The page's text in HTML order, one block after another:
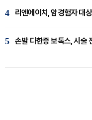
4 리엔에이치, 암경험자 대
5